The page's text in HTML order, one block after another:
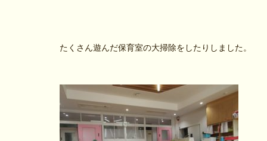
たくさん遊んだ保育室の大掃除をしたりしました。